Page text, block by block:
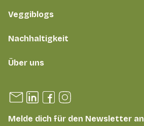
Veggiblogs
Nachhaltigkeit
Über uns
Melde dich für den Newsletter an